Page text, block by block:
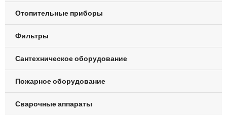
Отопительные приборы
Фильтры
Сантехническое оборудование
Пожарное оборудование
Сварочные аппараты